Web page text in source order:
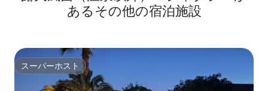
あるその他の宿泊施設
スーパーホスト
スーパーホスト